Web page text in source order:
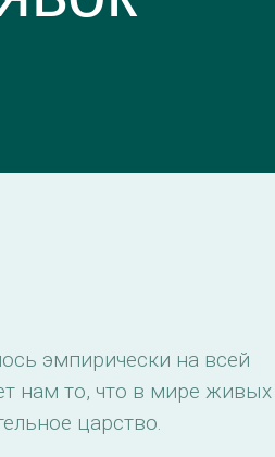
эмпирически на всей
нам то, что в мире живых
царство.